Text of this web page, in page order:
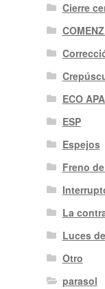
Cierre
ECO
ESP
Espejos
Freno
La
Luces
Otro
parasol